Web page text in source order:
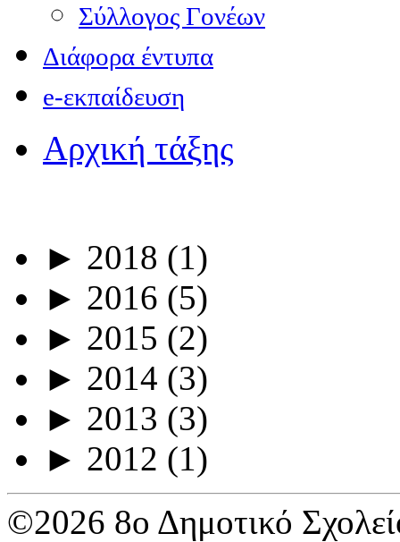
Σύλλογος Γονέων
Διάφορα έντυπα
e-εκπαίδευση
Αρχική τάξης
► 2018 (1)
► 2016 (5)
► 2015 (2)
► 2014 (3)
► 2013 (3)
► 2012 (1)
©2026 8ο Δημοτικό